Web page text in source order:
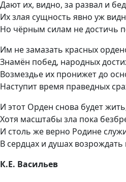
Дают их, видно, за развал и
Их злая сущность явно уж
Но чёрным силам не достичь
Им не замазать красных
Знамён побед, народных
Возмездье их пронижет до
Наступит время праведных
И этот Орден снова будет
Хотя масштабы зла пока
И столь же верно Родине
В сердцах и душах
К.Е. Васильев